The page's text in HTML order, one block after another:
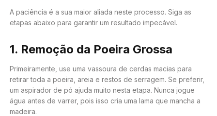
A paciência é a sua maior aliada neste processo. Siga as
etapas abaixo para garantir um resultado impecável.
1. Remoção da Poeira Grossa
Primeiramente, use uma vassoura de cerdas macias para
retirar toda a poeira, areia e restos de serragem. Se preferir,
um aspirador de pó ajuda muito nesta etapa. Nunca jogue
água antes de varrer, pois isso cria uma lama que mancha a
madeira.